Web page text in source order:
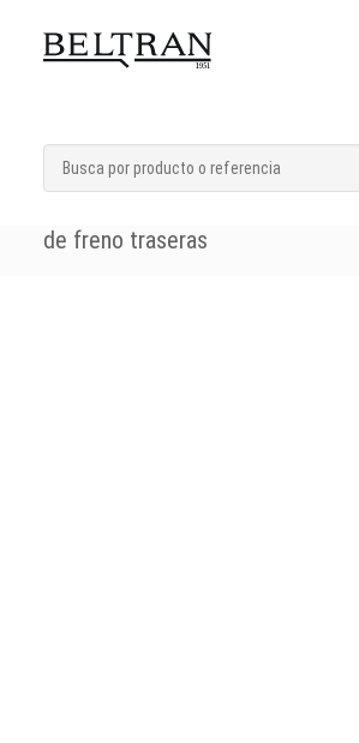
Recambios
Cascos
Inicio Recambios » Sistema de
Zapatas de freno / mordazas»Kit
de freno traseras